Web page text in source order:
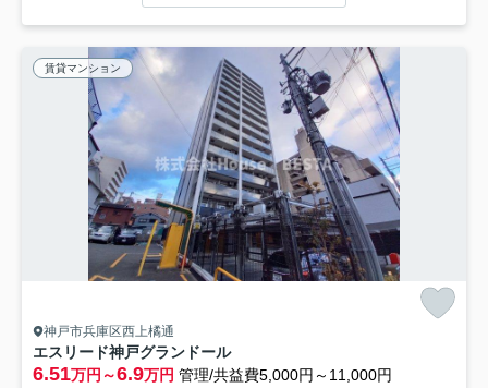
賃貸マンション
神戸市兵庫区西上橘通
エスリード神戸グランドール
6.51万円～6.9万円 管理/共益費5,000円～11,000円